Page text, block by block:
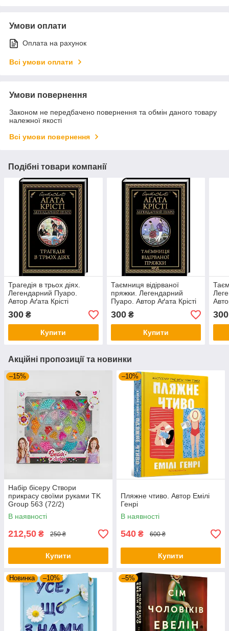
Умови оплати
Оплата на рахунок
Всі умови оплати
Умови повернення
Законом не передбачено повернення та обмін даного товару
належної якості
Всі умови повернення
Подібні товари компанії
Трагедія в трьох діях.
Легендарний Пуаро.
Автор Аґата Крісті
300 ₴
Купити
Таємниця відірваної
пряжки. Легендарний
Пуаро. Автор Аґата Крісті
300₴
Купити
300
Акційні пропозиції та новинки
–15%
Набір бісеру Створи
прикрасу своїми руками TK
Group 563 (72/2)
В наявності
212,50 ₴ 250 ₴
Купити
–10%
Пляжне чтиво. Автор Емілі
Генрі
В наявності
540 ₴ 600 ₴
Купити
Новинка –10% –5%